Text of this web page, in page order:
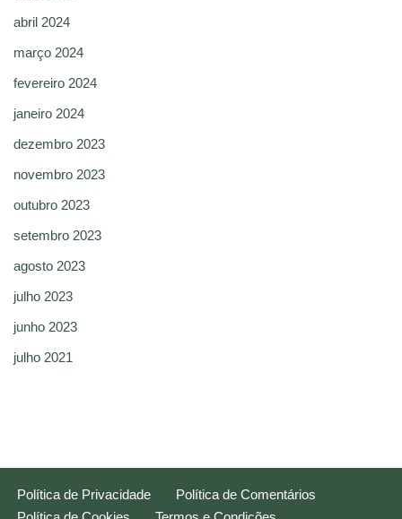
abril 2024
março 2024
fevereiro 2024
janeiro 2024
dezembro 2023
novembro 2023
outubro 2023
setembro 2023
agosto 2023
julho 2023
junho 2023
julho 2021
Política de Privacidade
Política de Comentários